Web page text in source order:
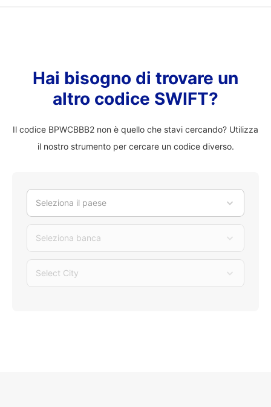
Hai bisogno di trovare un
altro codice SWIFT?
Il codice BPWCBBB2 non è quello che stavi cercando? Utilizza
il nostro strumento per cercare un codice diverso.
Seleziona il paese
Seleziona banca
Select City